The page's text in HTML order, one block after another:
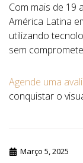
Com mais de 19
América Latina
utilizando
sem
Agende uma
conquistar o
Março 5, 2025